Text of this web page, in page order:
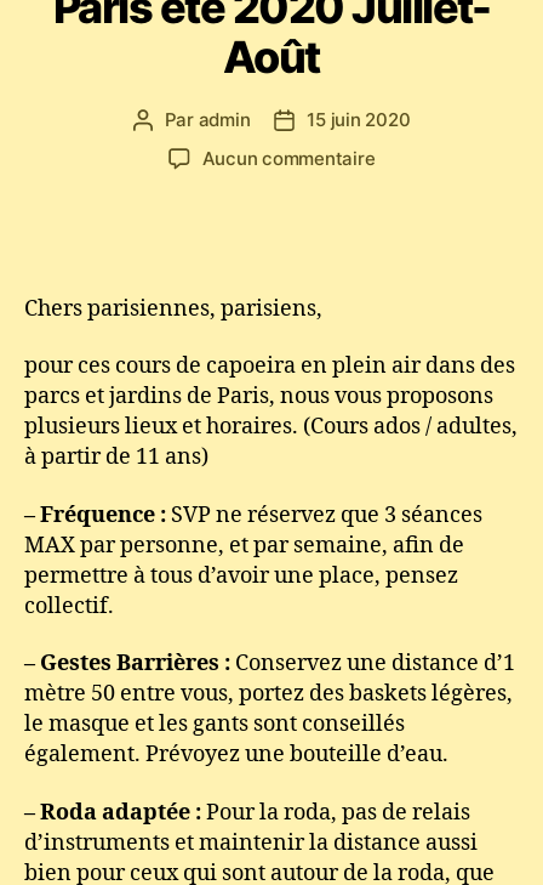
Août
Auteur
l’article
Par admin
Date15 juin 2020
Aucun commentairesur
Danse
musique
en
Paris
été
2020
Chers parisiennes, parisiens,
pour ces cours de capoeira en plein air dans des
parcs et jardins de Paris, nous vous proposons
plusieurs lieux et horaires. (Cours ados / adultes,
à partir de 11 ans)
– Fréquence : SVP ne réservez que 3 séances
MAX par personne, et par semaine, afin de
permettre à tous d’avoir une place, pensez
collectif.
– Gestes Barrières : Conservez une distance d’1
mètre 50 entre vous, portez des baskets légères,
le masque et les gants sont conseillés
également. Prévoyez une bouteille d’eau.
– Roda adaptée :Pour la roda, pas de relais
d’instruments et maintenir la distance aussi
bien pour ceux qui sont autour de la roda, que